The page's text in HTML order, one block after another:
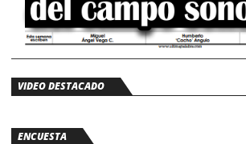
VIDEO DESTACADO
ENCUESTA